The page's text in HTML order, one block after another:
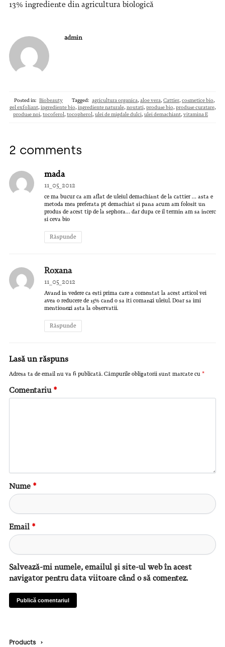
13% ingrediente din agricultura biologică
admin
Posted in: Biobeauty Tagged: agricultura organica, aloe vera, Cattier, cosmetice bio,
gel exfoliant, ingrediente bio, ingrediente naturale, noutati, produse bio, produse curatare,
produse noi, tocoferol , tocopherol , ulei de migdale dulci, ulei demachiant, vitamina E
2 comments
mada
11_05_2012
ce ma bucur ca am aflat de uleiul demachiant de la cattier … asta e
metoda mea preferata pt demachiat si pana acum am folosit un
produs de acest tip de la sephora… dar dupa ce il termin am sa incerc
si ceva bio
Răspunde
Roxana
11_05_2012
Avand in vedere ca esti prima care a comentat la acest articol vei
avea o reducere de 15% cand o sa iti comanzi uleiul. Doar sa imi
mentionezi asta la observatii.
Răspunde
Lasă un răspuns
Adresa ta de email nu va fi publicată. Câmpurile obligatorii sunt marcate cu *
Comentariu *
Nume *
Email *
Salvează-mi numele, emailul și site-ul web în acest
navigator pentru data viitoare când o să comentez.
Products ›